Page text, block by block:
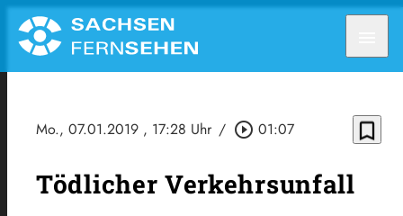
Mo., 07.01.2019 , 17:28 Uhr / play_circle_outline 01:07 bookmark_border
Tödlicher Verkehrsunfall